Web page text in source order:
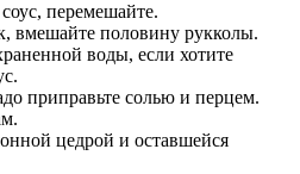
перемешайте.
вмешайте половину рукколы.
воды, если хотите
приправьте солью и перцем.
цедрой и оставшейся